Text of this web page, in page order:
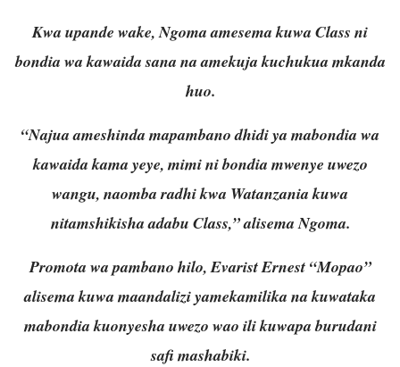
Kwa upande wake, Ngoma amesema kuwa Class ni
bondia wa kawaida sana na amekuja kuchukua mkanda
huo.
“Najua ameshinda mapambano dhidi ya mabondia wa
kawaida kama yeye, mimi ni bondia mwenye uwezo
wangu, naomba radhi kwa Watanzania kuwa
nitamshikisha adabu Class,” alisema Ngoma.
Promota wa pambano hilo, Evarist Ernest “Mopao”
alisema kuwa maandalizi yamekamilika na kuwataka
mabondia kuonyesha uwezo wao ili kuwapa burudani
safi mashabiki.